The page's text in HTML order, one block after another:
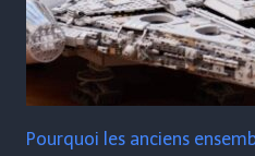
Pourquoi les anciens